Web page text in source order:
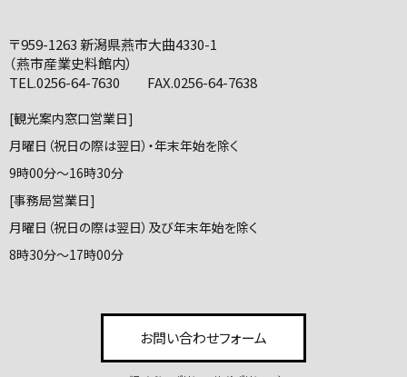
〒959-1263 新潟県燕市大曲4330-1
（燕市産業史料館内）
TEL.0256-64-7630 FAX.0256-64-7638
[観光案内窓口営業日]
月曜日（祝日の際は翌日）・年末年始を除く
9時00分～16時30分
[事務局営業日]
月曜日（祝日の際は翌日）及び年末年始を除く
8時30分～17時00分
お問い合わせフォーム